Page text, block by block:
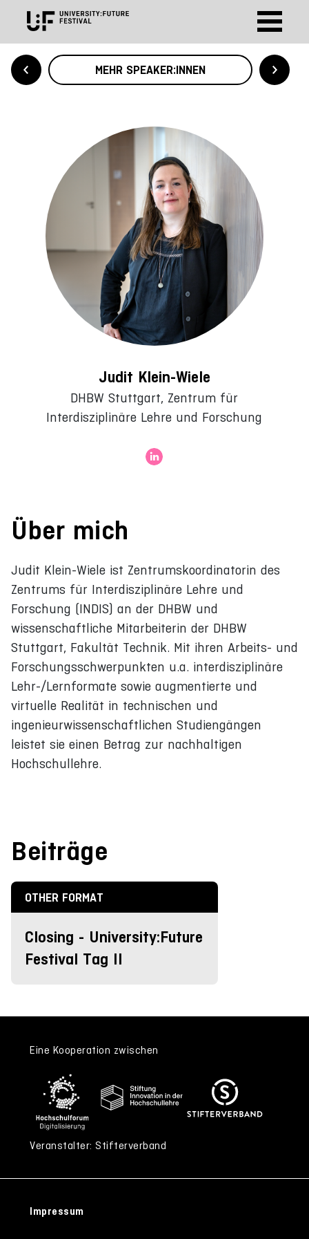
MEHR SPEAKER:INNEN
Judit Klein-Wiele
DHBW Stuttgart, Zentrum für
Interdisziplinäre Lehre und Forschung
Über mich
Judit Klein-Wiele ist Zentrumskoordinatorin des
Zentrums für Interdisziplinäre Lehre und
Forschung (INDIS) an der DHBW und
wissenschaftliche Mitarbeiterin der DHBW
Stuttgart, Fakultät Technik. Mit ihren Arbeits- und
Forschungsschwerpunkten u.a. interdisziplinäre
Lehr-/Lernformate sowie augmentierte und
virtuelle Realität in technischen und
ingenieurwissenschaftlichen Studiengängen
leistet sie einen Betrag zur nachhaltigen
Hochschullehre.
Beiträge
OTHER FORMAT
Closing - University:Future
Festival Tag II
Eine Kooperation zwischen
Veranstalter: Stifterverband
Impressum